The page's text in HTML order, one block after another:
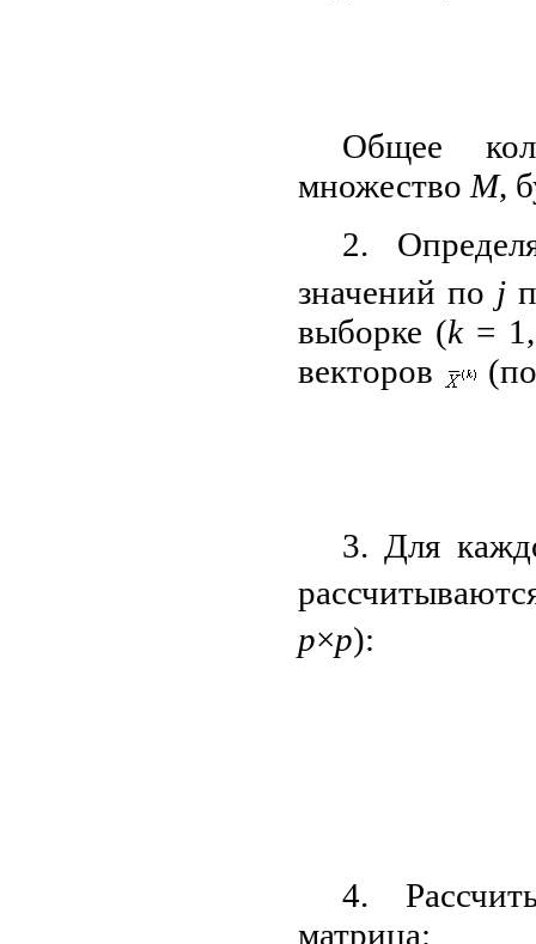
Общее
множество М,
2.
значений по j
выборке (k= 1,
векторов
3. Для
р×р):
4.
матрица: